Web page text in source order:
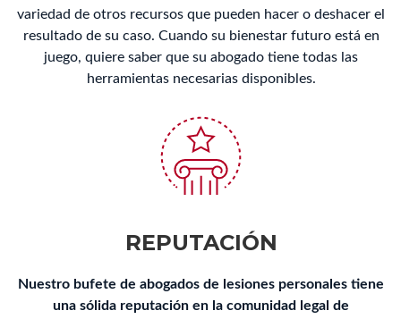
variedad de otros recursos que pueden hacer o deshacer el
resultado de su caso. Cuando su bienestar futuro está en
juego, quiere saber que su abogado tiene todas las
herramientas necesarias disponibles.
REPUTACIÓN
Nuestro bufete de abogados de lesiones personales tiene
una sólida reputación en la comunidad legal de